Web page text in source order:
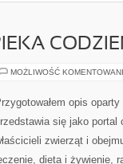
MOŻLIWOŚĆ
opis
się jako portal
zwierząt i
dieta i żywienie,